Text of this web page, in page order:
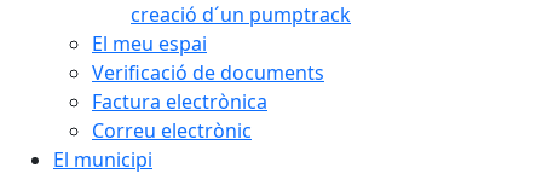
creació d´un pumptrack
El meu espai
Verificació de documents
Factura electrònica
Correu electrònic
El municipi